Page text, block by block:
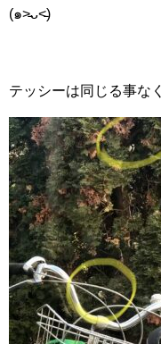
(๑˃̵ᴗ˂̵)
テッシーは同じる事なく